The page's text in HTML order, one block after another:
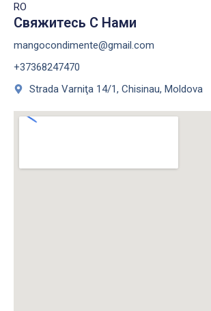
RO
Свяжитесь С Нами
mangocondimente@gmail.com
+37368247470
Strada Varniţa 14/1, Chisinau, Moldova